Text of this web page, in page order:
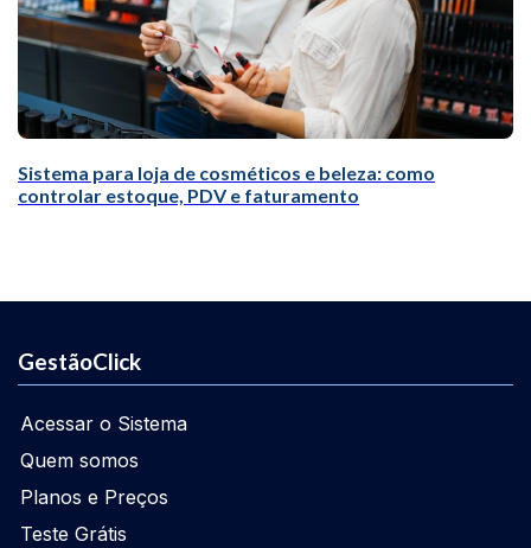
Sistema para loja de cosméticos e beleza: como
controlar estoque, PDV e faturamento
GestãoClick
Acessar o Sistema
Quem somos
Planos e Preços
Teste Grátis